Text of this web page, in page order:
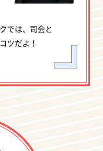
では、司会と
ツだよ！